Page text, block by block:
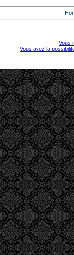
Vous
Vous avez la